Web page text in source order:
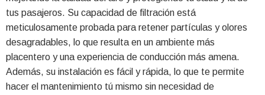
tus pasajeros. Su capacidad de filtración está
meticulosamente probada para retener partículas y olores
desagradables, lo que resulta en un ambiente más
placentero y una experiencia de conducción más amena.
Además, su instalación es fácil y rápida, lo que te permite
hacer el mantenimiento tú mismo sin necesidad de